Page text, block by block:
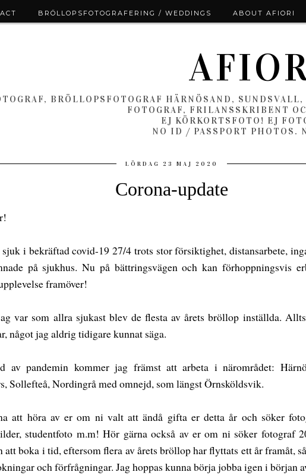
BRÖLLOPSFOTOGRAF HÄRNÖSAND,
FOTOGRAF, FRILANSSKRIBENT
EJ KÖRKORTSFOTO! EJ
NO ID / PASSPORT PHOTOS.
LÖRDAG 23 MAJ 2020
Corona-update
sjuk i bekräftad covid-19 27/4 trots stor försiktighet, distansarbete,
på sjukhus. Nu på bättringsvägen och kan förhoppningsvis
framöver!
var som allra sjukast blev de flesta av årets bröllop inställda.
något jag aldrig tidigare kunnat säga.
av pandemin kommer jag främst att arbeta i närområdet:
Sollefteå, Nordingrå med omnejd, som längst Örnsköldsvik.
att höra av er om ni valt att ändå gifta er detta år och söker
studentfoto m.m! Hör gärna också av er om ni söker fotograf
att boka i tid, eftersom flera av årets bröllop har flyttats ett år framåt,
och förfrågningar. Jag hoppas kunna börja jobba igen i början
BRÖLLOPSFOTOGRAFERING / WEDDINGS ABOUT AFIORI